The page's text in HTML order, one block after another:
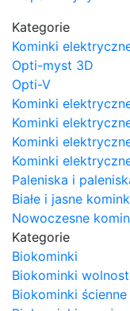
Kategorie
Kominki
Opti-myst 3D
Opti-V
Kominki
Kominki
Kominki
Kominki
Paleniska i
Białe i jasne
Nowoczesne
Kategorie
Biokominki
Biokominki
Biokominki ścienne